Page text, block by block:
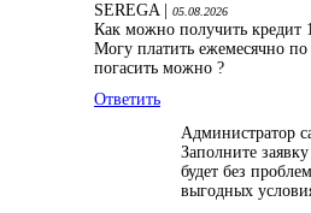
SEREGA | 05.08.2026
Как можно получить кредит
Могу платить ежемесячно
погасить можно ?
Ответить
Администратор
Заполните
будет без
выгодных